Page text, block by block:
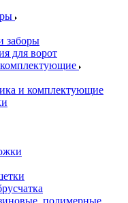
заборы
для ворот
и комплектующие
полимерные,